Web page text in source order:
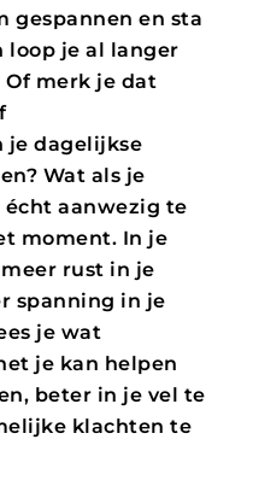
gespannen en sta
loop je al langer
merk je dat
je dagelijkse
Wat als je
aanwezig te
moment. In je
rust in je
spanning in je
je wat
je kan helpen
beter in je vel te
klachten te